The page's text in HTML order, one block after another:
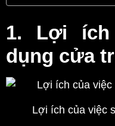
1. Lợi
dụng cửa
Lợi ích của việc